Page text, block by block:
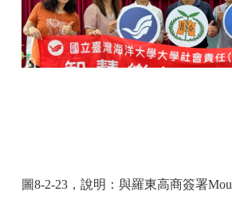
圖8-2-23 ，說明：與羅東高商簽署Mou